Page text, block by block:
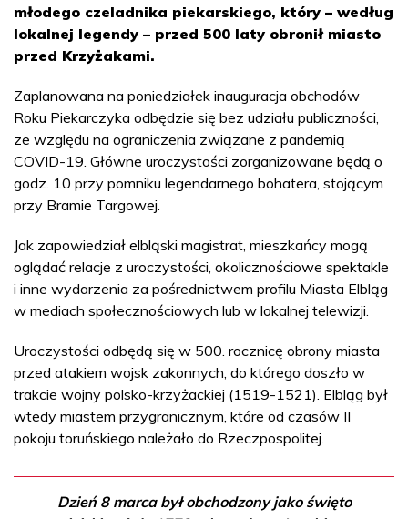
młodego czeladnika piekarskiego, który – według
lokalnej legendy – przed 500 laty obronił miasto
przed Krzyżakami.
Zaplanowana na poniedziałek inauguracja obchodów
Roku Piekarczyka odbędzie się bez udziału publiczności,
ze względu na ograniczenia związane z pandemią
COVID-19. Główne uroczystości zorganizowane będą o
godz. 10 przy pomniku legendarnego bohatera, stojącym
przy Bramie Targowej.
Jak zapowiedział elbląski magistrat, mieszkańcy mogą
oglądać relacje z uroczystości, okolicznościowe spektakle
i inne wydarzenia za pośrednictwem profilu Miasta Elbląg
w mediach społecznościowych lub w lokalnej telewizji.
Uroczystości odbędą się w 500. rocznicę obrony miasta
przed atakiem wojsk zakonnych, do którego doszło w
trakcie wojny polsko-krzyżackiej (1519-1521). Elbląg był
wtedy miastem przygranicznym, które od czasów II
pokoju toruńskiego należało do Rzeczpospolitej.
Dzień 8 marca był obchodzony jako święto